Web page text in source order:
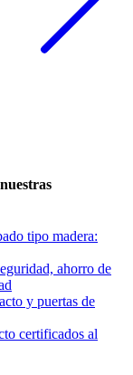
tipo madera:
ahorro de
y puertas de
certificados al